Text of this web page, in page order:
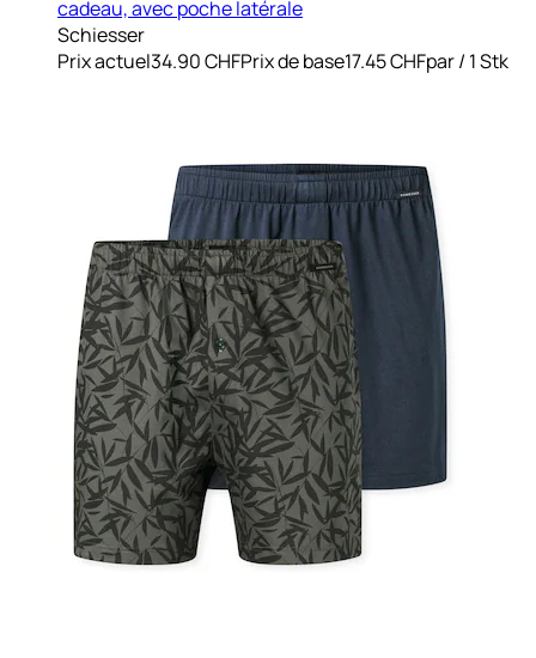
cadeau, avec poche latérale
Schiesser
Prix actuel34.90 CHFPrix de base17.45 CHFpar/ 1 Stk